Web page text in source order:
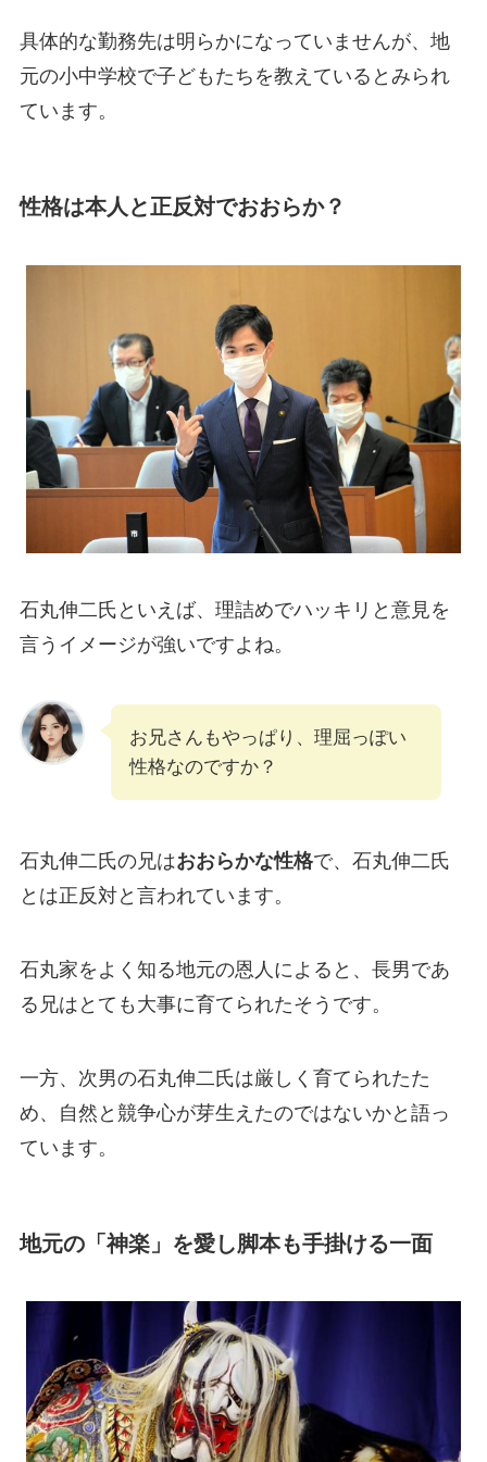
具体的な勤務先は明らかになっていませんが、地
元の小中学校で子どもたちを教えているとみられ
ています。
性格は本人と正反対でおおらか？
石丸伸二氏といえば、理詰めでハッキリと意見を
言うイメージが強いですよね。
お兄さんもやっぱり、理屈っぽい
性格なのですか？
石丸伸二氏の兄はおおらかな性格で、石丸伸二氏
とは正反対と言われています。
石丸家をよく知る地元の恩人によると、長男であ
る兄はとても大事に育てられたそうです。
一方、次男の石丸伸二氏は厳しく育てられたた
め、自然と競争心が芽生えたのではないかと語っ
ています。
地元の「神楽」を愛し脚本も手掛ける一面